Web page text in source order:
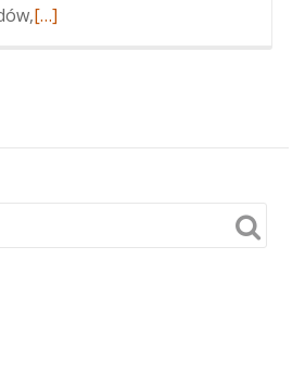
Więcej
Gustawa
Dreszera
[…]